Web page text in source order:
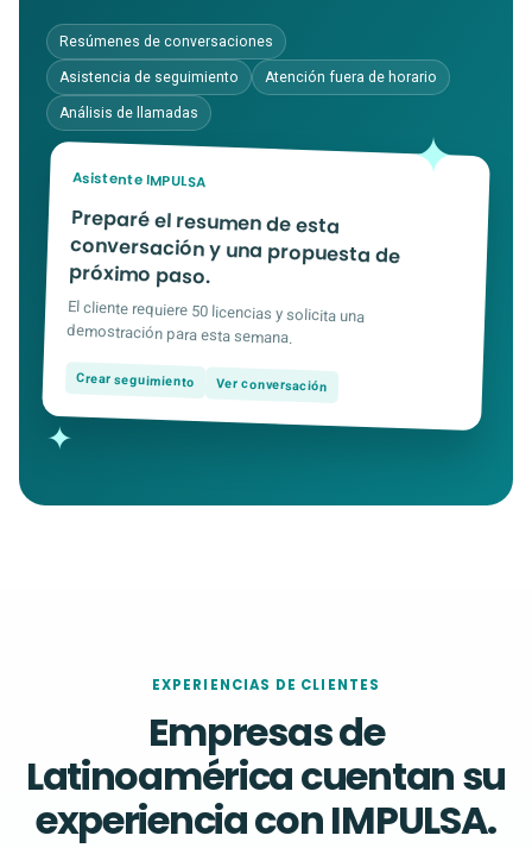
Resúmenes de conversaciones
Asistencia de seguimiento Atención fuera de horario
Análisis de llamadas
Asistente IMPULSA
Preparé el resumen de esta
conversación y una propuesta de
próximo paso.
El cliente requiere 50 licencias y solicita una
demostración para esta semana.
Crear seguimiento Ver conversación
✦
✦
EXPERIENCIAS DE CLIENTES
Empresas de
Latinoamérica cuentan su
experiencia con IMPULSA.